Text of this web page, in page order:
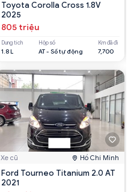
Toyota Corolla Cross 1.8V
2025
805 triệu
Dung tích
1.8 L
Hộp số
AT - Số tự động
Km đã đi
7,700
Xe cũ Hồ Chí Minh
Ford Tourneo Titanium 2.0 AT
2021